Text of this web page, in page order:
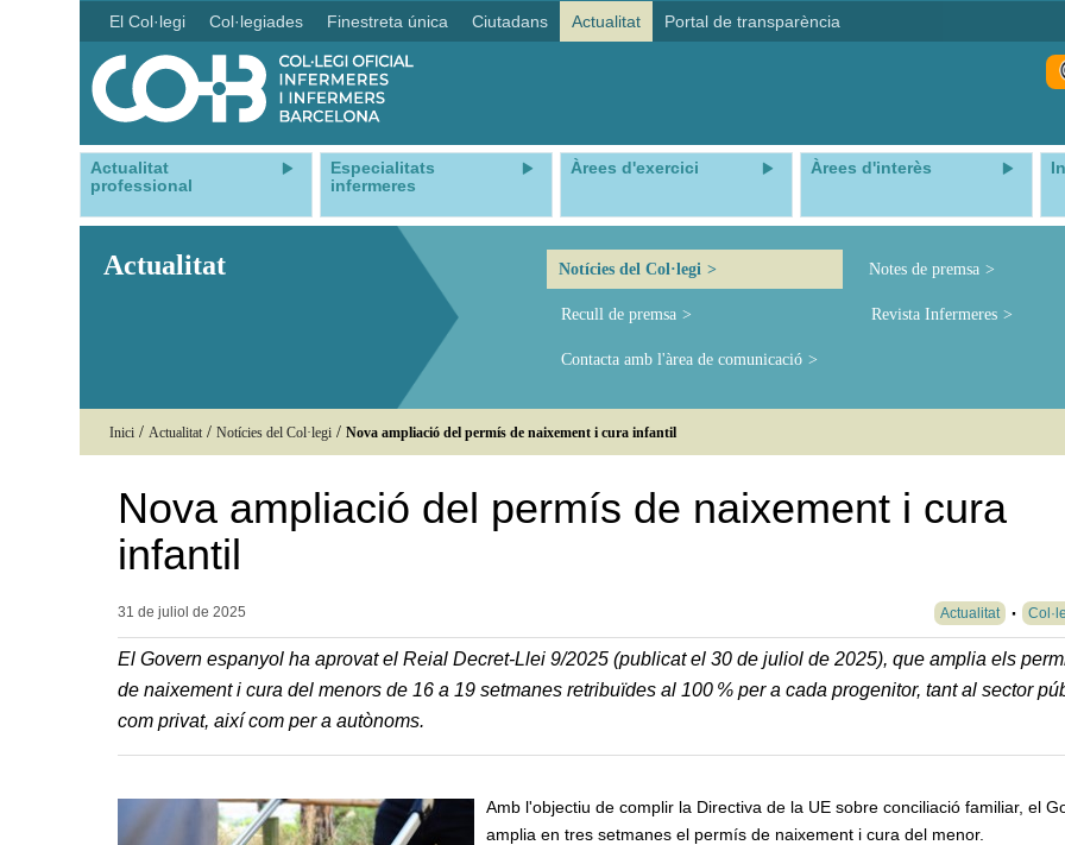
El Col·legi Col·legiades Finestreta única Ciutadans Actualitat Portal de transparència
Actualitat
professional
Especialitats
infermeres
Àrees d'exercici Àrees d'interès
Actualitat Notícies del Col·legi Notes de premsa
Recull de premsa Revista Infermeres
Contacta amb l'àrea de comunicació
Inici / Actualitat / Notícies del Col·legi / Nova ampliació del permís de naixement i cura infantil
Nova ampliació del permís de naixement i cura
infantil
31 de juliol de 2025 Actualitat
El Govern espanyol ha aprovat el Reial Decret‑Llei 9/2025 (publicat el 30 de juliol de 2025), que amplia els
de naixement i cura del menors de 16 a 19 setmanes retribuïdes al 100 % per a cada progenitor, tant al sector
com privat, així com per a autònoms.
Amb l'objectiu de complir la Directiva de la UE sobre conciliació familiar, el
amplia en tres setmanes el permís de naixement i cura del menor.